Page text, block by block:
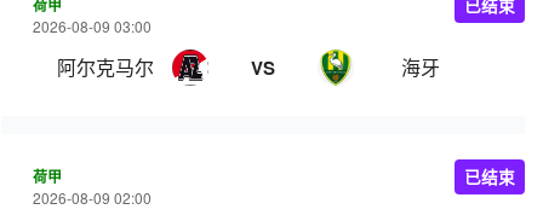
荷甲
2026-08-09 03:00
阿尔克马尔 VS 海牙
已结束
荷甲
2026-08-09 02:00
已结束